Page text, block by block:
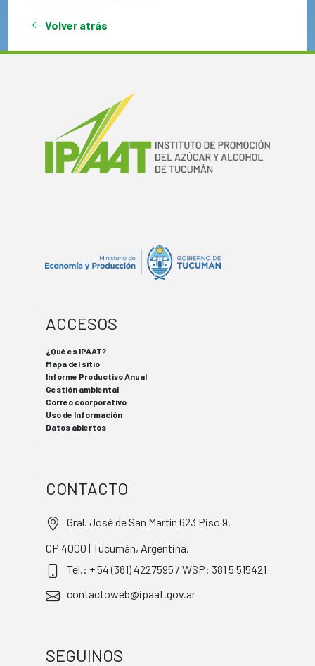
Volver atrás
ACCESOS
¿Qué es IPAAT?
Mapa del sitio
Informe Productivo Anual
Gestión ambiental
Correo coorporativo
Uso de Información
Datos abiertos
CONTACTO
Gral. José de San Martín 623 Piso 9.
CP 4000 | Tucumán, Argentina.
Tel.: + 54 (381) 4227595 / WSP: 381 5 515421
contactoweb@ipaat.gov.ar
SEGUINOS